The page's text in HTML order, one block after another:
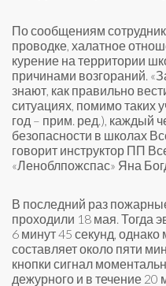
По сообщениям
проводке, халатное
курение на территории
причинами возгораний.
знают, как правильно
ситуациях, помимо таких
год – прим. ред.), каждый
безопасности в школах
говорит инструктор ПП
«Леноблпожспас» Яна
В последний раз
проходили 18 мая. Тогда
6 минут 45 секунд,
составляет около пяти
кнопки сигнал
дежурного и в течение